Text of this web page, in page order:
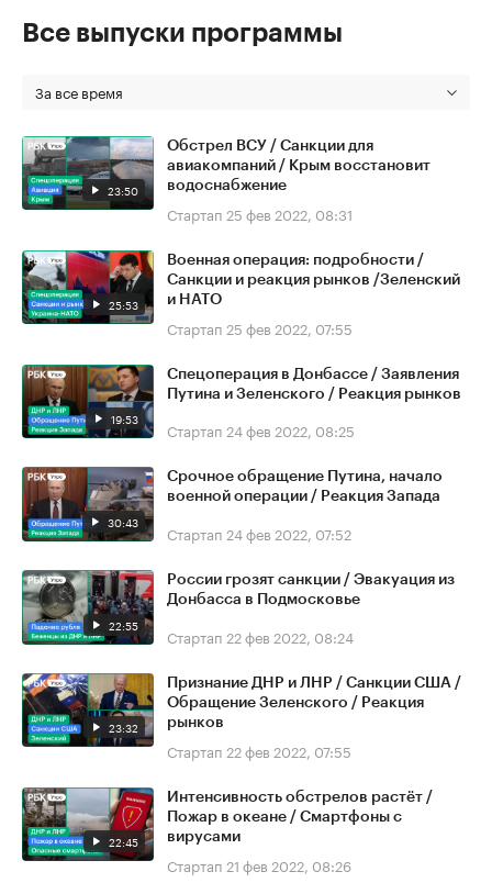
Все выпуски программы
За все время
23:50
Обстрел ВСУ / Санкции для
авиакомпаний / Крым восстановит
водоснабжение
Стартап 25 фев 2022, 08:31
25:53
Военная операция: подробности /
Санкции и реакция рынков /Зеленский
и НАТО
Стартап 25 фев 2022, 07:55
19:53
Спецоперация в Донбассе / Заявления
Путина и Зеленского / Реакция рынков
Стартап 24 фев 2022, 08:25
30:43
Срочное обращение Путина, начало
военной операции / Реакция Запада
Стартап 24 фев 2022, 07:52
22:55
России грозят санкции / Эвакуация из
Донбасса в Подмосковье
Стартап 22 фев 2022, 08:24
23:32
Признание ДНР и ЛНР / Санкции США /
Обращение Зеленского / Реакция
рынков
Стартап 22 фев 2022, 07:55
22:45
Интенсивность обстрелов растёт /
Пожар в океане / Смартфоны с
вирусами
Стартап 21 фев 2022, 08:26